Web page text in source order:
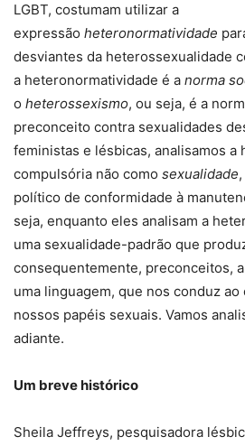
LGBT, costumam utilizar a
expressão heteronormatividade
desviantes da heterossexualidade
a heteronormatividade é a norma
o heterossexismo, ou seja, é a
preconceito contra sexualidades
feministas e lésbicas, analisamos a
compulsória não como sexualidade
político de conformidade à
seja, enquanto eles analisam a
uma sexualidade-padrão que
consequentemente, preconceitos,
uma linguagem, que nos conduz
nossos papéis sexuais. Vamos
adiante.
Um breve histórico
Sheila Jeffreys, pesquisadora